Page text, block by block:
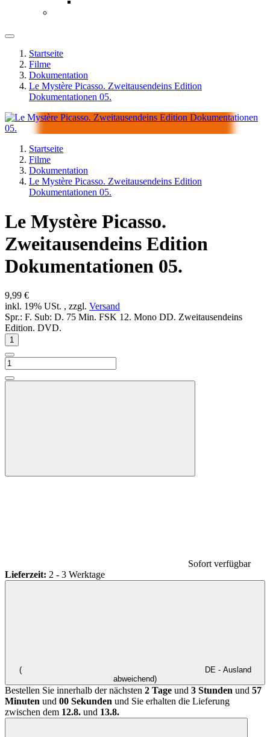
Startseite
Filme
Dokumentation
Le Mystère Picasso. Zweitausendeins Edition
Dokumentationen 05.
Startseite
Filme
Dokumentation
Le Mystère Picasso. Zweitausendeins Edition
Dokumentationen 05.
Le Mystère Picasso.
Zweitausendeins Edition
Dokumentationen 05.
9,99 €
inkl. 19% USt. , zzgl. Versand
Spr.: F. Sub: D. 75 Min. FSK 12. Mono DD. Zweitausendeins
Edition. DVD.
Sofort verfügbar
Lieferzeit: 2 - 3 Werktage
(
DE - Ausland
abweichend)
Bestellen Sie innerhalb der nächsten 2 Tage und 3 Stunden und 57
Minuten und 00 Sekunden und Sie erhalten die Lieferung
zwischen dem 12.8. und 13.8.